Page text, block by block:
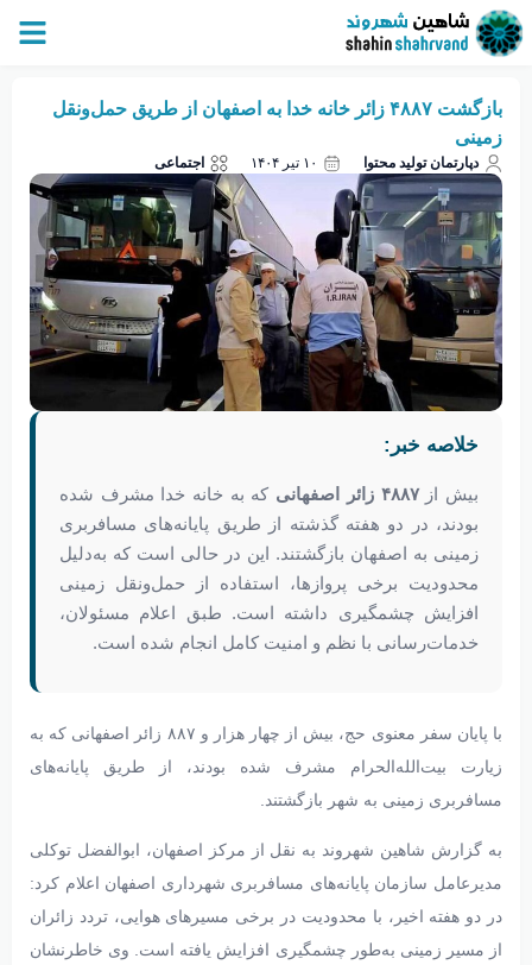
بازگشت ۴۸۸۷ زائر خانه خدا به اصفهان از طریق حمل‌ونقل
زمینی
دپارتمان تولید محتوا ۱۰ تیر ۱۴۰۴ اجتماعی
خلاصه خبر:
بیش از۴۸۸۷ زائر اصفهانی
که به خانه خدا مشرف شده
بودند، در دو هفته گذشته از طریق پایانه‌های مسافربری
زمینی به اصفهان بازگشتند. این در حالی است که به‌دلیل
محدودیت برخی پروازها، استفاده از حمل‌ونقل زمینی
افزایش چشمگیری داشته است. طبق اعلام مسئولان،
خدمات‌رسانی با نظم و امنیت کامل انجام شده است.
با پایان سفر معنوی حج، بیش از چهار هزار و ۸۸۷ زائر اصفهانی که به
زیارت بیت‌الله‌الحرام مشرف شده بودند، از طریق پایانه‌های
مسافربری زمینی به شهر بازگشتند.
به گزارش شاهین‌ شهروند به نقل از مرکز اصفهان، ابوالفضل توکلی
مدیرعامل سازمان پایانه‌های مسافربری شهرداری اصفهان اعلام کرد:
در دو هفته اخیر، با محدودیت در برخی مسیرهای هوایی، تردد زائران
از مسیر زمینی به‌طور چشمگیری افزایش یافته است. وی خاطرنشان